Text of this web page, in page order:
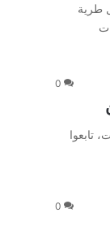
طرية
0
تابعوا
0